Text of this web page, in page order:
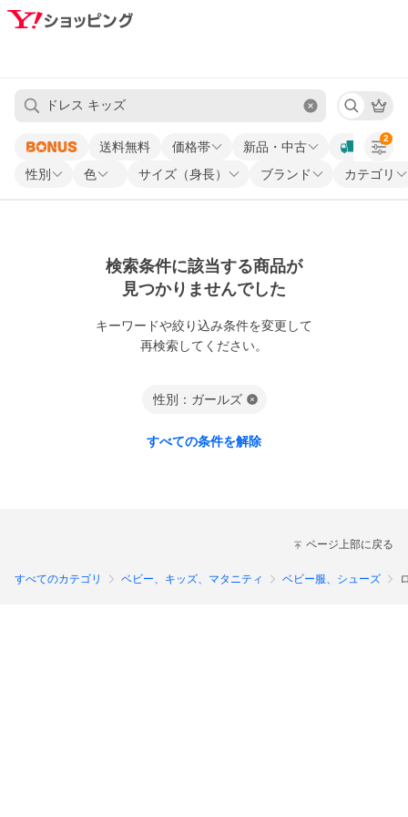
送料無料 価格帯
新品・中古
性別
色 サイズ（身長） ブランド カテゴリ
2
検索条件に該当する商品が
見つかりませんでした
キーワードや絞り込み条件を変更して
再検索してください。
性別：ガールズ
すべての条件を解除
ページ上部に戻る
すべてのカテゴリ ベビー、キッズ、マタニティ ベビー服、シューズ